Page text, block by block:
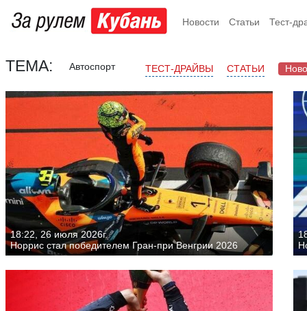
Новости Статьи Тест-
ТЕМА: Автоспорт ТЕСТ-ДРАЙВЫ СТАТЬИ
18:22, 26 июля 2026г.
Норрис стал победителем Гран-при Венгрии 2026